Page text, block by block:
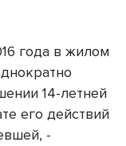
года в жилом
14-летней
его действий
-